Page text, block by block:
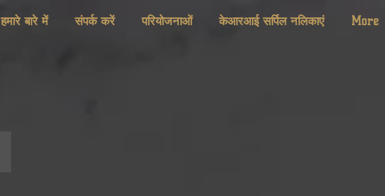
हमारे बारे में संपर्क करें परियोजनाओं केआरआई सर्पिल नलिकाएं More